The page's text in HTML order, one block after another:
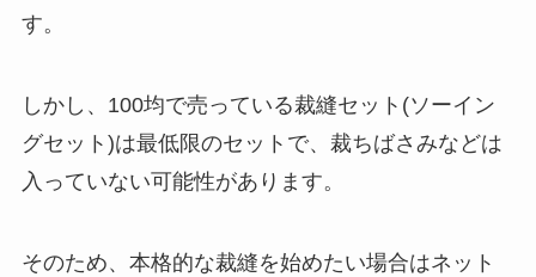
す。
しかし、100均で売っている裁縫セット(ソーイン
グセット)は最低限のセットで、裁ちばさみなどは
入っていない可能性があります。
そのため、本格的な裁縫を始めたい場合はネット